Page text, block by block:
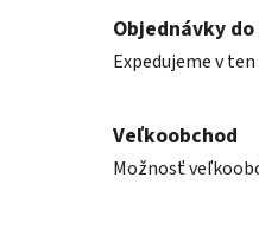
Objednávky do
Expedujeme v ten
Veľkoobchod
Možnosť